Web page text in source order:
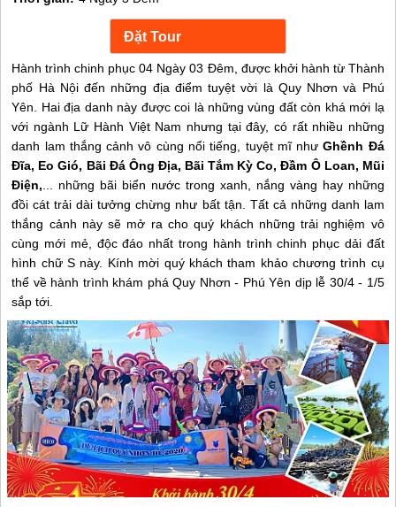
Hành trình chinh phục 04 Ngày 03 Đêm, được khởi hành từ Thành
phố Hà Nội đến những địa điểm tuyệt vời là Quy Nhơn và Phú
Yên. Hai địa danh này được coi là những vùng đất còn khá mới lạ
với ngành Lữ Hành Việt Nam nhưng tại đây, có rất nhiều những
danh lam thắng cảnh vô cùng nổi tiếng, tuyệt mĩ nhưGhềnh Đá
Đĩa, Eo Gió, Bãi Đá Ông Địa, Bãi Tắm Kỳ Co, Đầm Ô Loan, Mũi
Điện, ... những bãi biển nước trong xanh, nắng vàng hay những
đồi cát trải dài tưởng chừng như bất tận. Tất cả những danh lam
thắng cảnh này sẽ mở ra cho quý khách những trải nghiệm vô
cùng mới mẻ, độc đáo nhất trong hành trình chinh phục dải đất
hình chữ S này. Kính mời quý khách tham khảo chương trình cụ
thể về hành trình khám phá Quy Nhơn - Phú Yên dịp lễ 30/4 - 1/5
sắp tới.